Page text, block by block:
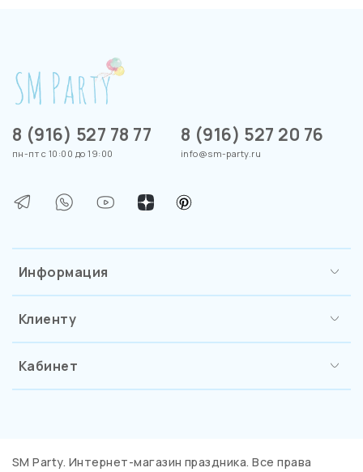
Информация
Клиенту
Кабинет
8 (916) 527 78 77
пн-пт с 10:00 до 19:00
8 (916) 527 20 76
info@sm-party.ru
SM Party. Интернет-магазин праздника. Все права